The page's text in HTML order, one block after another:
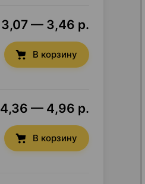
3,07 — 3,46 р.
В корзину
4,36 — 4,96 р.
В корзину